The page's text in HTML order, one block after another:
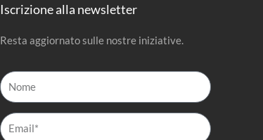
Iscrizione alla newsletter
Resta aggiornato sulle nostre iniziative.
Nome
Email*